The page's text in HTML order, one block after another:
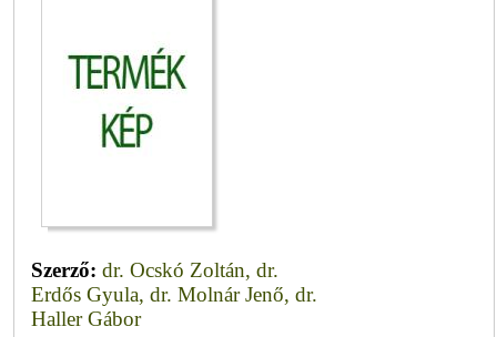
Szerző: dr. Ocskó Zoltán, dr.
Erdős Gyula, dr. Molnár Jenő, dr.
Haller Gábor